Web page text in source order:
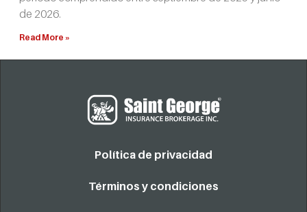
de 2026.
Read More »
Política de privacidad
Términos y condiciones